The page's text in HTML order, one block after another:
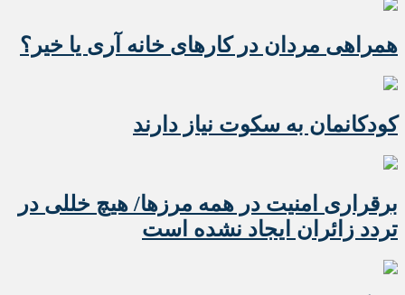
همراهی مردان در کارهای خانه آری یا خیر؟
کودکانمان به سکوت نیاز دارند
برقراری امنیت در همه مرزها/ هیچ‌ خللی در
تردد زائران ایجاد نشده است